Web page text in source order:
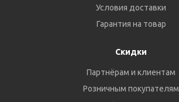
Условия доставки
Гарантия на товар
Скидки
Партнёрам и клиентам
Розничным покупателям